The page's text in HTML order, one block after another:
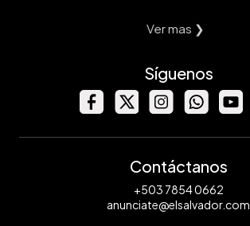
Ver mas ❯
Síguenos
Contáctanos
+503 7854 0662
anunciate@elsalvador.com